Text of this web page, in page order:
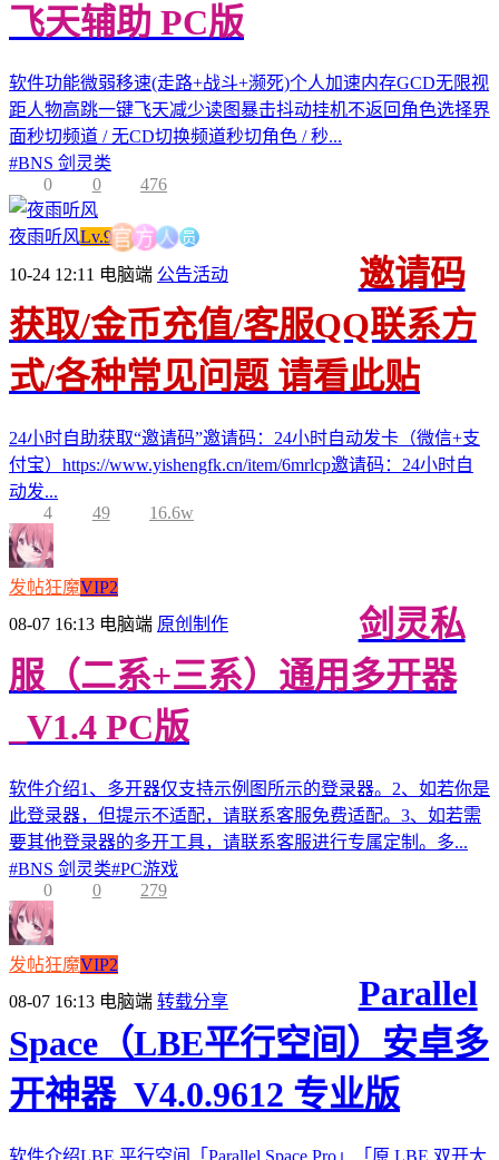
飞天辅助 PC版
软件功能微弱移速(走路+战斗+濒死)个人加速内存GCD无限视
距人物高跳一键飞天减少读图暴击抖动挂机不返回角色选择界
面秒切频道 / 无CD切换频道秒切角色 / 秒...
#BNS 剑灵类
0
0 476
夜雨听风Lv.9官 方人员
10-24 12:11 电脑端 公告活动
邀请码
获取/金币充值/客服QQ联系方
式/各种常见问题 请看此贴
24小时自助获取“邀请码”邀请码：24小时自动发卡（微信+支
付宝）https://www.yishengfk.cn/item/6mrlcp邀请码：24小时自
动发...
4
49 16.6w
发帖狂魔VIP2
08-07 16:13 电脑端 原创制作
剑灵私
服（二系+三系）通用多开器
_V1.4 PC版
软件介绍1、多开器仅支持示例图所示的登录器。2、如若你是
此登录器，但提示不适配，请联系客服免费适配。3、如若需
要其他登录器的多开工具，请联系客服进行专属定制。多...
#BNS 剑灵类#PC游戏
0
0 279
发帖狂魔VIP2
08-07 16:13 电脑端 转载分享
Parallel
Space（LBE平行空间）安卓多
开神器_V4.0.9612 专业版
软件介绍LBE 平行空间「Parallel Space Pro」「原 LBE 双开大